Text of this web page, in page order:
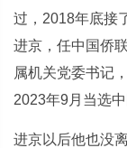
过，2018年底接
进京，任中国侨
属机关党委书记
2023年9月当选
进京以后他也没